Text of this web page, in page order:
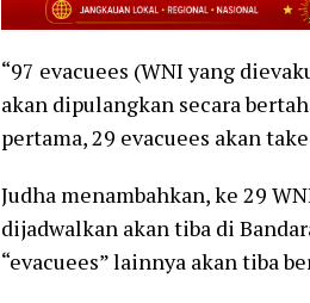
“97 evacuees (WNI yang
akan dipulangkan secara
pertama, 29 evacuees akan
Judha menambahkan, ke 29
dijadwalkan akan tiba di
“evacuees” lainnya akan tiba